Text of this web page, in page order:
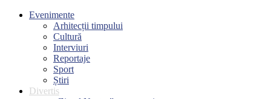
Evenimente
Arhitecții timpului
Cultură
Interviuri
Reportaje
Sport
Știri
Divertis